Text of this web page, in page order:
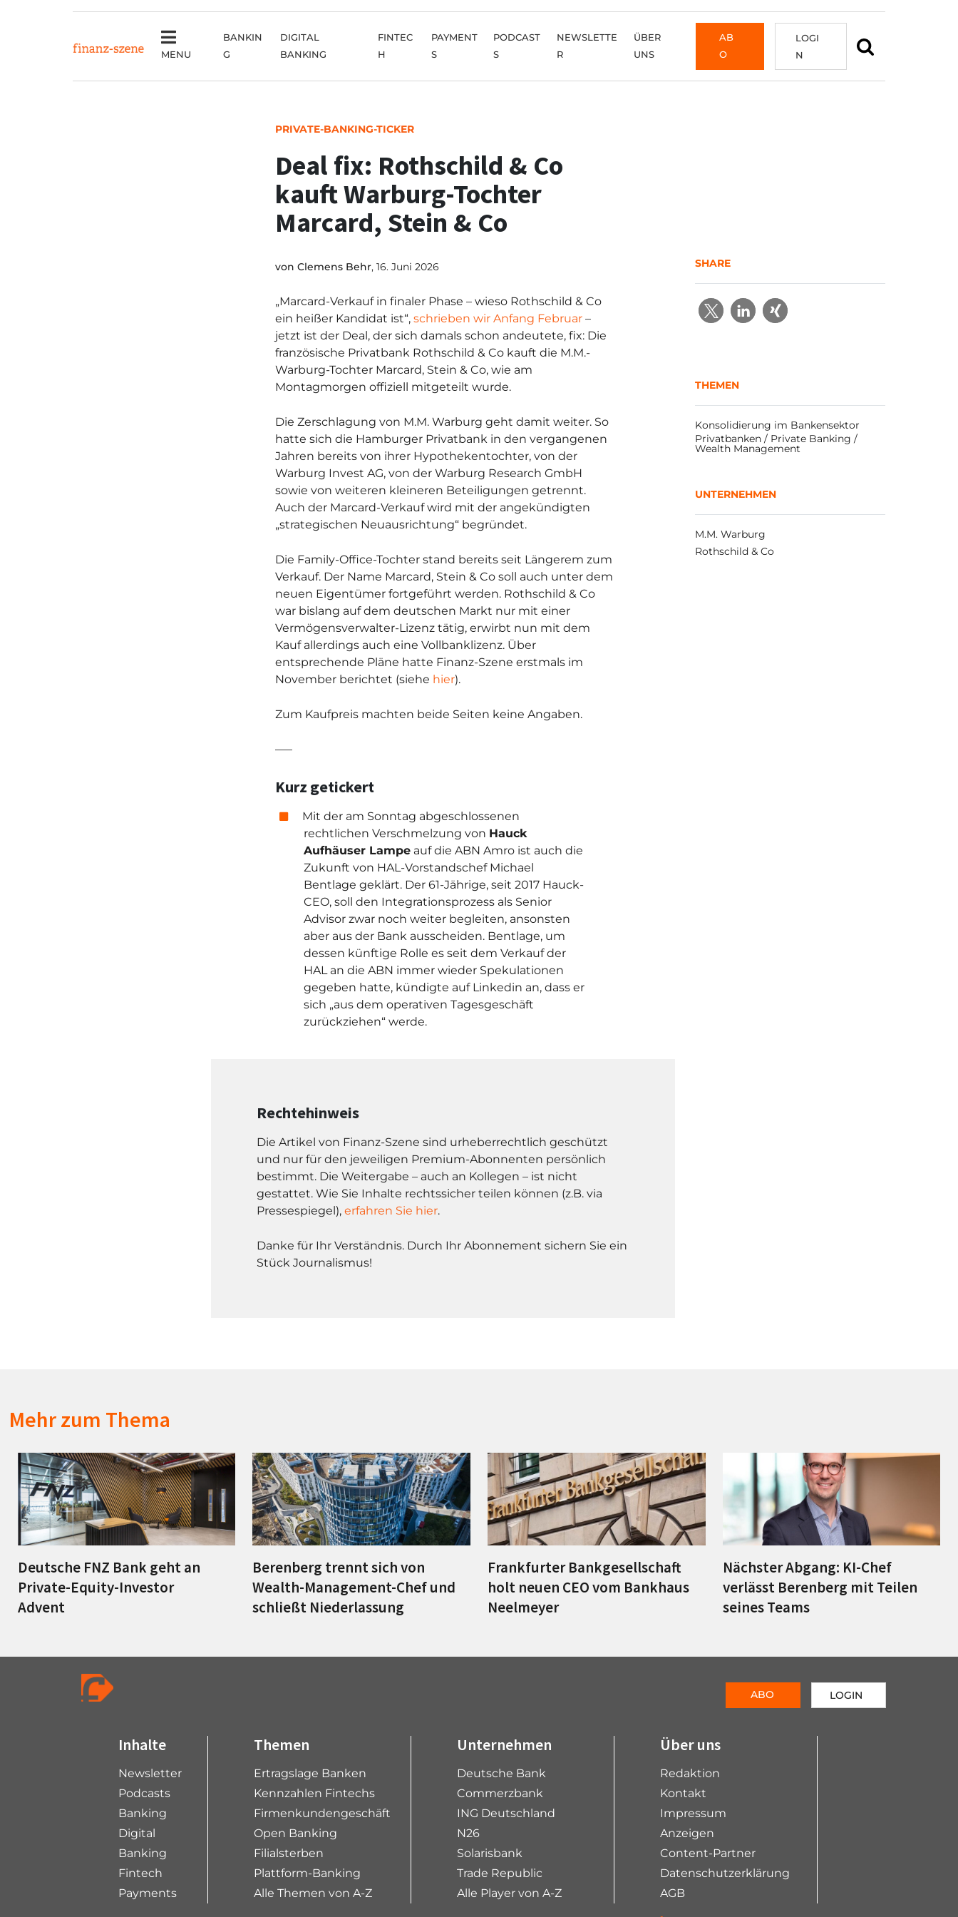
MENU
BANKIN
G
DIGITAL
BANKING
FINTEC
H
PAYMENT
S
PODCAST
S
NEWSLETTE
R
ÜBER
UNS
AB
O
LOGI
N
PRIVATE-BANKING-TICKER
Deal fix: Rothschild & Co
kauft Warburg-Tochter
Marcard, Stein & Co
von Clemens Behr, 16. Juni 2026
„Marcard-Verkauf in finaler Phase – wieso Rothschild & Co
ein heißer Kandidat ist“, schrieben wir Anfang Februar –
jetzt ist der Deal, der sich damals schon andeutete, fix: Die
französische Privatbank Rothschild & Co kauft die M.M.-
Warburg-Tochter Marcard, Stein & Co, wie am
Montagmorgen offiziell mitgeteilt wurde.
Die Zerschlagung von M.M. Warburg geht damit weiter. So
hatte sich die Hamburger Privatbank in den vergangenen
Jahren bereits von ihrer Hypothekentochter, von der
Warburg Invest AG, von der Warburg Research GmbH
sowie von weiteren kleineren Beteiligungen getrennt.
Auch der Marcard-Verkauf wird mit der angekündigten
„strategischen Neuausrichtung“ begründet.
Die Family-Office-Tochter stand bereits seit Längerem zum
Verkauf. Der Name Marcard, Stein & Co soll auch unter dem
neuen Eigentümer fortgeführt werden. Rothschild & Co
war bislang auf dem deutschen Markt nur mit einer
Vermögensverwalter-Lizenz tätig, erwirbt nun mit dem
Kauf allerdings auch eine Vollbanklizenz. Über
entsprechende Pläne hatte Finanz-Szene erstmals im
November berichtet (siehe hier).
Zum Kaufpreis machten beide Seiten keine Angaben.
–––
Kurz getickert
Mit der am Sonntag abgeschlossenen
rechtlichen Verschmelzung von Hauck
Aufhäuser Lampe auf die ABN Amro ist auch die
Zukunft von HAL-Vorstandschef Michael
Bentlage geklärt. Der 61-Jährige, seit 2017 Hauck-
CEO, soll den Integrationsprozess als Senior
Advisor zwar noch weiter begleiten, ansonsten
aber aus der Bank ausscheiden. Bentlage, um
dessen künftige Rolle es seit dem Verkauf der
HAL an die ABN immer wieder Spekulationen
gegeben hatte, kündigte auf Linkedin an, dass er
sich „aus dem operativen Tagesgeschäft
zurückziehen“ werde.
Rechtehinweis
Die Artikel von Finanz-Szene sind urheberrechtlich geschützt
und nur für den jeweiligen Premium-Abonnenten persönlich
bestimmt. Die Weitergabe – auch an Kollegen – ist nicht
gestattet. Wie Sie Inhalte rechtssicher teilen können (z.B. via
Pressespiegel), erfahren Sie hier.
Danke für Ihr Verständnis. Durch Ihr Abonnement sichern Sie ein
Stück Journalismus!
SHARE
THEMEN
Konsolidierung im Bankensektor
Privatbanken / Private Banking /
Wealth Management
UNTERNEHMEN
M.M. Warburg
Rothschild & Co
Mehr zum Thema
Deutsche FNZ Bank geht an
Private-Equity-Investor
Advent
Berenberg trennt sich von
Wealth-Management-Chef und
schließt Niederlassung
Frankfurter Bankgesellschaft
holt neuen CEO vom Bankhaus
Neelmeyer
Nächster Abgang: KI-Chef
verlässt Berenberg mit Teilen
seines Teams
Inhalte
Newsletter
Podcasts
Banking
Digital
Banking
Fintech
Payments
Themen
Ertragslage Banken
Kennzahlen Fintechs
Firmenkundengeschäft
Open Banking
Filialsterben
Plattform-Banking
Alle Themen von A-Z
Unternehmen
Deutsche Bank
Commerzbank
ING Deutschland
N26
Solarisbank
Trade Republic
Alle Player von A-Z
Über uns
Redaktion
Kontakt
Impressum
Anzeigen
Content-Partner
Datenschutzerklärung
AGB
ABO LOGIN